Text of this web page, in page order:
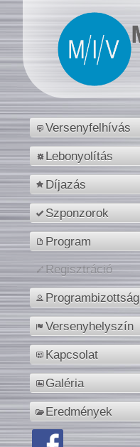
Versenyfelhívás
Lebonyolítás
Díjazás
Szponzorok
Program
Regisztráció
Programbizottság
Versenyhelyszín
Kapcsolat
Galéria
Eredmények